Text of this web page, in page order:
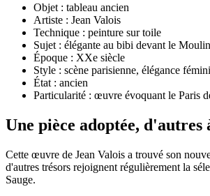
Objet : tableau ancien
Artiste : Jean Valois
Technique : peinture sur toile
Sujet : élégante au bibi devant le
Époque : XXe siècle
Style : scène parisienne, élégance
État : ancien
Particularité : œuvre évoquant le Paris
Une pièce adoptée,
Cette œuvre de Jean Valois a trouvé son
d'autres trésors rejoignent régulièrement la
Sauge.